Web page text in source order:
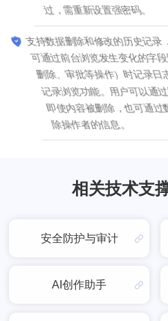
过，需重新设置强密码。
支持数据删除和修改的历史记录
可通过前台浏览发生变化的字段
删除、审批等操作）时记录日志
记录浏览功能。用户可以通过比
即使内容被删除，也可通过数据
除操作者的信息。
相关技术支
安全防护与审计
AI创作助手